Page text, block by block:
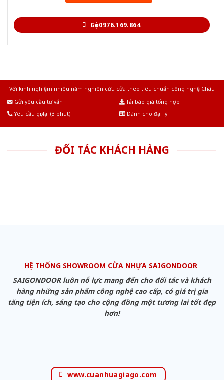
Gọi 0976.169.864
Với kinh nghiệm nhiêu năm nghiên cứu cửa theo tiêu chuẩn công nghệ Châu
Gửi yêu cầu tư vấn
Tải báo giá tổng hợp
Yêu cầu gọi lại (3 phút)
Dành cho đại lý
ĐỐI TÁC KHÁCH HÀNG
HỆ THỐNG SHOWROOM CỬA NHỰA SAIGONDOOR
SAIGONDOOR luôn nỗ lực mang đến cho đối tác và khách
hàng những sản phẩm công nghệ cao cấp, có giá trị gia
tăng tiện ích, sáng tạo cho cộng đồng một tương lai tốt đẹp
hơn!
www.cuanhuagiago.com